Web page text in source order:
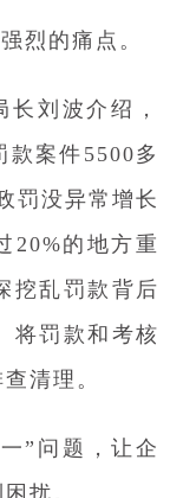
烈的痛点。
刘波介绍，
案件5500多
罚没异常增长
20%的地方重
挖乱罚款背后
将罚款和考核
清理。
”问题，让企